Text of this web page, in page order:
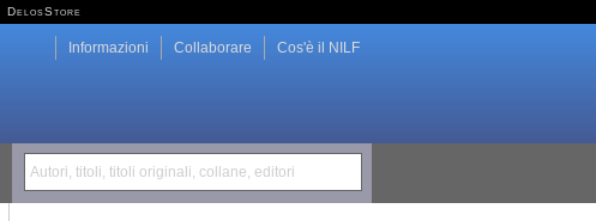
DelosStore
Autori, titoli, titoli originali, collane, editori
Cos'è il NILF
Collaborare
Informazioni